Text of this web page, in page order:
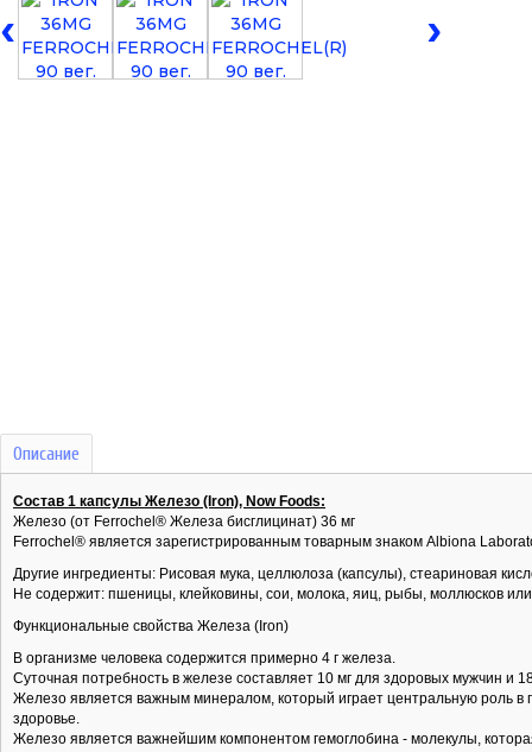
‹ ›
Описание
Состав 1 капсулы Железо (Iron), Now Foods:
Железо (от Ferrochel® Железа бисглицинат) 36 мг
Ferrochel® является зарегистрированным товарным знаком Albiona
Другие ингредиенты: Рисовая мука, целлюлоза (капсулы), стеариновая
Не содержит: пшеницы, клейковины, сои, молока, яиц, рыбы, моллюсков
Функциональные свойства Железа (Iron)
В организме человека содержится примерно 4 г железа.
Суточная потребность в железе составляет 10 мг для здоровых мужчин и
Железо является важным минералом, который играет центральную роль в
здоровье.
Железо является важнейшим компонентом гемоглобина - молекулы,